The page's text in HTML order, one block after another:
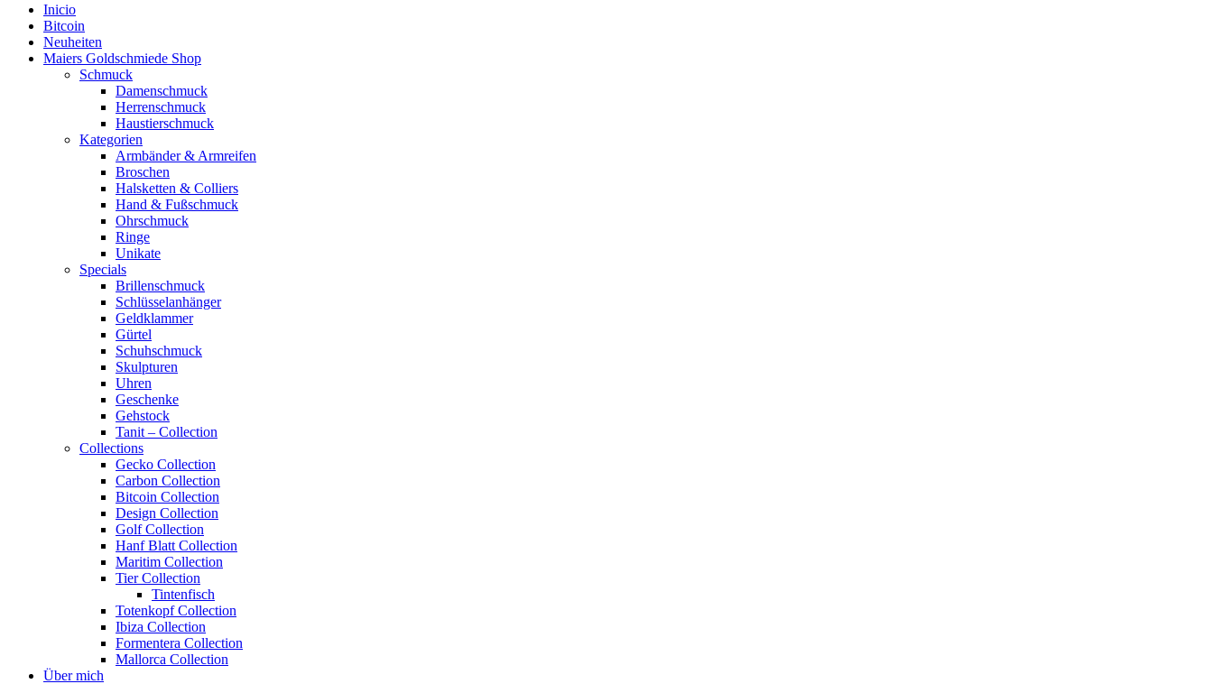
Inicio
Bitcoin
Neuheiten
Maiers Goldschmiede Shop
Schmuck
Damenschmuck
Herrenschmuck
Haustierschmuck
Kategorien
Armbänder & Armreifen
Broschen
Halsketten & Colliers
Hand & Fußschmuck
Ohrschmuck
Ringe
Unikate
Specials
Brillenschmuck
Schlüsselanhänger
Geldklammer
Gürtel
Schuhschmuck
Skulpturen
Uhren
Geschenke
Gehstock
Tanit – Collection
Collections
Gecko Collection
Carbon Collection
Bitcoin Collection
Design Collection
Golf Collection
Hanf Blatt Collection
Maritim Collection
Tier Collection
Tintenfisch
Totenkopf Collection
Ibiza Collection
Formentera Collection
Mallorca Collection
Über mich